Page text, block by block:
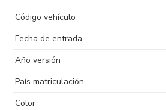
Código vehículo
Fecha de entrada
Año versión
País matriculación
Color